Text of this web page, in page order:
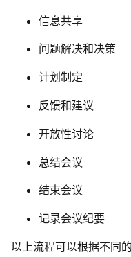
信息共享
问题解决和决策
计划制定
反馈和建议
开放性讨论
总结会议
结束会议
记录会议纪要
以上流程可以根据不同